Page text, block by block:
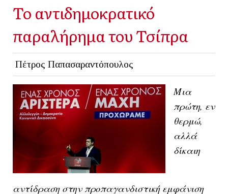
Το αντιδημοκρατικό
παραλήρημα του Τσίπρα
Πέτρος Παπασαραντόπουλος
Μια
πρώτη, εν
θερμώ,
αλλά
δίκαιη
αντίδραση στην προπαγανδιστική εμφάνιση